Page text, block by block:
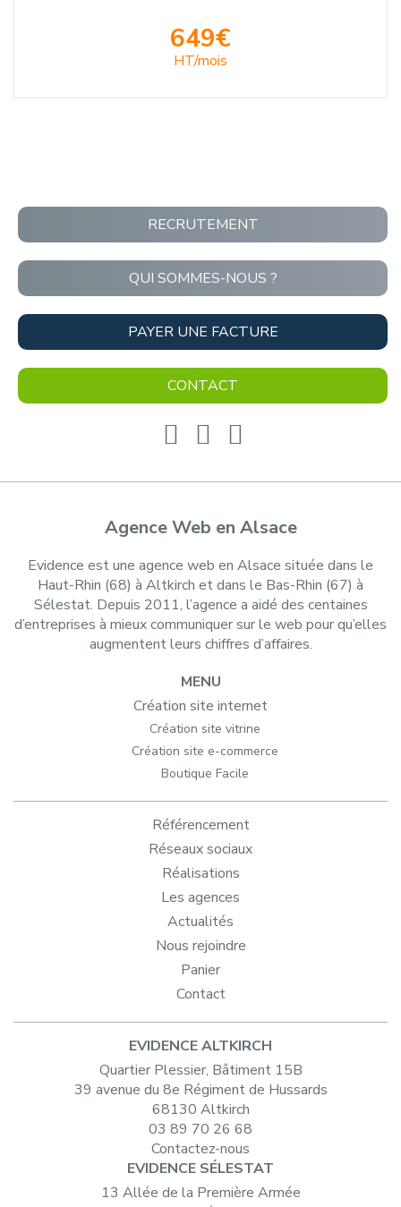
649€
HT/mois
RECRUTEMENT
QUI SOMMES-NOUS ?
PAYER UNE FACTURE
CONTACT
Agence Web en Alsace
Evidence est une agence web en Alsace située dans le
Haut-Rhin (68) à Altkirch et dans le Bas-Rhin (67) à
Sélestat. Depuis 2011, l’agence a aidé des centaines
d’entreprises à mieux communiquer sur le web pour qu’elles
augmentent leurs chiffres d’affaires.
MENU
Création site internet
Création site vitrine
Création site e-commerce
Boutique Facile
Référencement
Réseaux sociaux
Réalisations
Les agences
Actualités
Nous rejoindre
Panier
Contact
EVIDENCE ALTKIRCH
Quartier Plessier, Bâtiment 15B
39 avenue du 8e Régiment de Hussards
68130 Altkirch
03 89 70 26 68
Contactez-nous
EVIDENCE SÉLESTAT
13 Allée de la Première Armée